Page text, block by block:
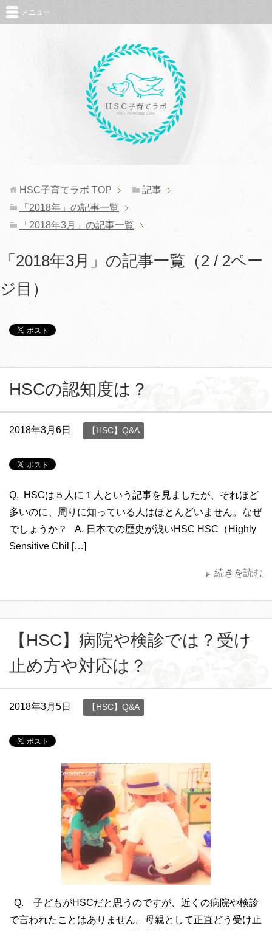
メニュー
HSC子育てラボ TOP
記事
「2018年」の記事一覧
「2018年3月」の記事一覧
「2018年3月」の記事一覧（2 / 2ペー
ジ目）
HSCの認知度は？
2018年3月6日 【HSC】Q&A
Q. HSCは５人に１人という記事を見ましたが、それほど
多いのに、周りに知っている人はほとんどいません。なぜ
でしょうか？ A. 日本での歴史が浅いHSC HSC（Highly
Sensitive Chil […]
続きを読む
【HSC】病院や検診では？受け
止め方や対応は？
2018年3月5日 【HSC】Q&A
Q. 子どもがHSCだと思うのですが、近くの病院や検診
で言われたことはありません。母親として正直どう受け止